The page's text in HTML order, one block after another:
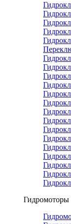
Гидромоторы